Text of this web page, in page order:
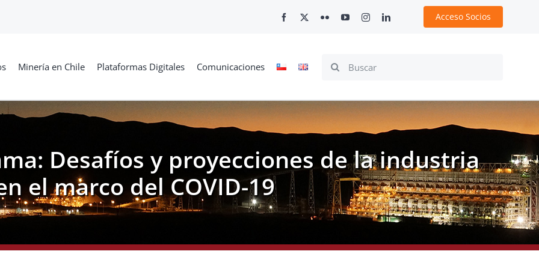
Acceso Socios
Minería en Chile Plataformas Digitales Comunicaciones
Search
Desafíos y proyecciones de la industria
el marco del COVID-19